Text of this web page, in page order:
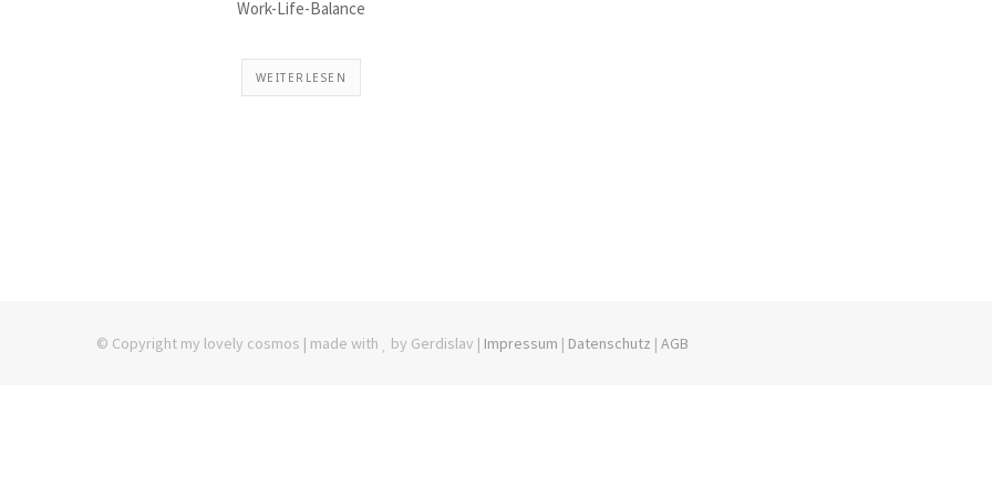
Work-Life-Balance
WEITERLESEN
© Copyright my lovely cosmos | made with by Gerdislav | Impressum | Datenschutz | AGB